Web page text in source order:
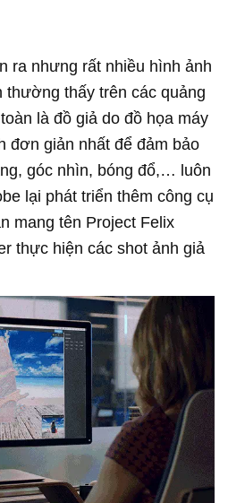
ra nhưng rất nhiều hình ảnh
thường thấy trên các quảng
là đồ giả do đồ họa máy
đơn giản nhất để đảm bảo
góc nhìn, bóng đổ,… luôn
lại phát triển thêm công cụ
mang tên Project Felix
thực hiện các shot ảnh giả